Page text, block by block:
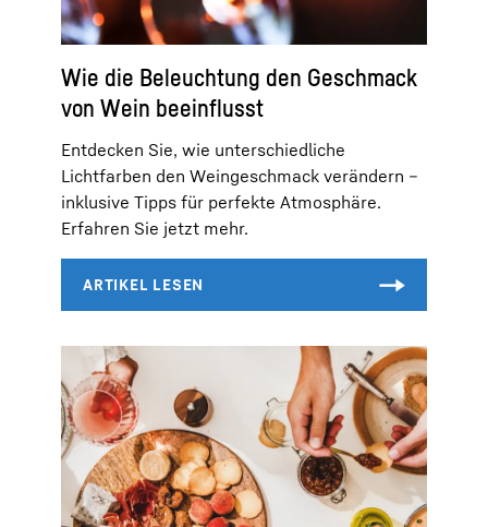
Wie die Beleuchtung den Geschmack
von Wein beeinflusst
Entdecken Sie, wie unterschiedliche
Lichtfarben den Weingeschmack verändern –
inklusive Tipps für perfekte Atmosphäre.
Erfahren Sie jetzt mehr.